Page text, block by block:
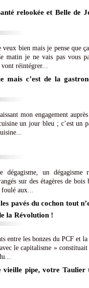
relookée et Belle de
bien mais je pense que
je ne vais pas vous
réintégrer...
mais c’est de la
mon engagement auprès
un jour bleu ; c’est un
un dégagisme
sur des étagères de
foulé aux...
pavés du cochon tout
la Révolution !
entre les bonzes du PCF et
le capitalisme »
vieille pipe, votre Taulier